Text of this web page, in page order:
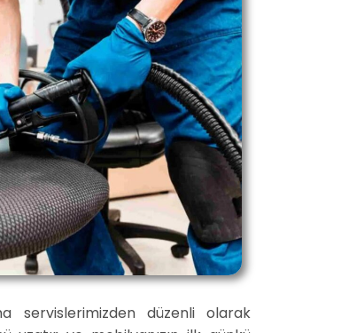
servislerimizden düzenli olarak